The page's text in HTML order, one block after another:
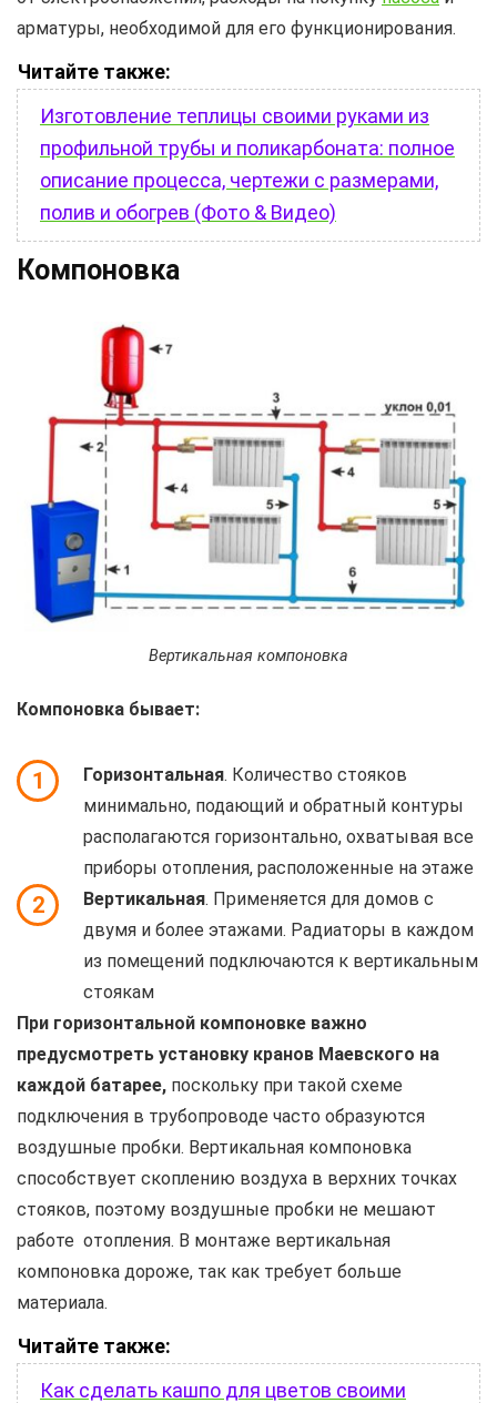
арматуры, необходимой для его функционирования.
Читайте также:
Изготовление теплицы своими руками из
профильной трубы и поликарбоната: полное
описание процесса, чертежи с размерами,
полив и обогрев (Фото & Видео)
Компоновка
Вертикальная компоновка
Компоновка бывает:
1 Горизонтальная. Количество стояков
минимально, подающий и обратный контуры
располагаются горизонтально, охватывая все
приборы отопления, расположенные на этаже
2 Вертикальная. Применяется для домов с
двумя и более этажами. Радиаторы в каждом
из помещений подключаются к вертикальным
стоякам
При горизонтальной компоновке важно
предусмотреть установку кранов Маевского на
каждой батарее, поскольку при такой схеме
подключения в трубопроводе часто образуются
воздушные пробки. Вертикальная компоновка
способствует скоплению воздуха в верхних точках
стояков, поэтому воздушные пробки не мешают
работе отопления. В монтаже вертикальная
компоновка дороже, так как требует больше
материала.
Читайте также:
Как сделать кашпо для цветов своими